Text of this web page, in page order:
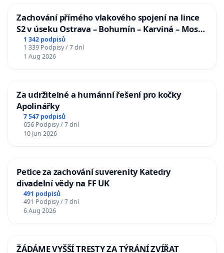
Zachování přímého vlakového spojení na lince
S2 v úseku Ostrava – Bohumín – Karviná – Mosty
u Jablunkova
1 342 podpisů
1 339 Podpisy / 7 dní
1 Aug 2026
Za udržitelné a humánní řešení pro kočky
Apolinářky
7 547 podpisů
656 Podpisy / 7 dní
10 Jun 2026
Petice za zachování suverenity Katedry
divadelní vědy na FF UK
491 podpisů
491 Podpisy / 7 dní
6 Aug 2026
ŽÁDÁME VYŠŠÍ TRESTY ZA TÝRÁNÍ ZVÍŘAT